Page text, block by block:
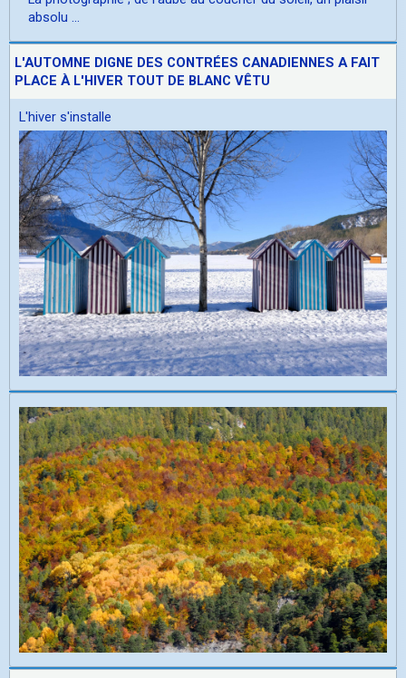
absolu ...
L'AUTOMNE DIGNE DES CONTRÉES CANADIENNES A FAIT
PLACE À L'HIVER TOUT DE BLANC VÊTU
L'hiver s'installe